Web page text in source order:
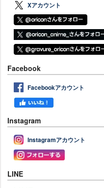
Xアカウント
Facebook
Facebookアカウント
Instagram
Instagramアカウント
LINE